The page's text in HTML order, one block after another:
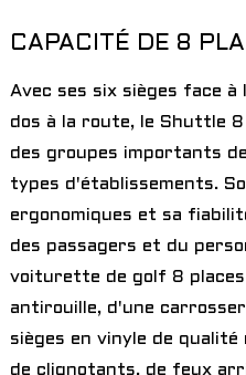
CAPACITÉ DE 8
Avec ses six sièges face
dos à la route, le Shuttle
des groupes importants
types d'établissements.
ergonomiques et sa
des passagers et du
voiturette de golf 8
antirouille, d'une
sièges en vinyle de qualité
de clignotants, de feux